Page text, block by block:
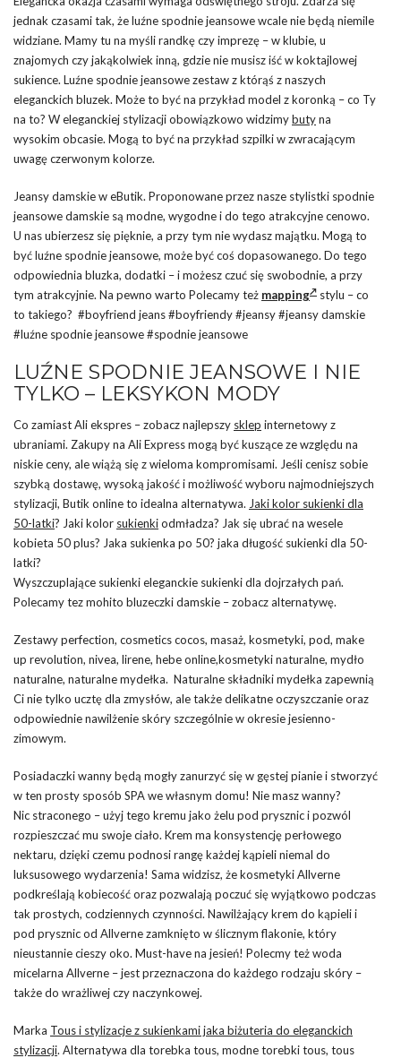
jednak czasami tak, że luźne spodnie jeansowe wcale nie będą niemile
widziane. Mamy tu na myśli randkę czy imprezę – w klubie, u
znajomych czy jakąkolwiek inną, gdzie nie musisz iść w koktajlowej
sukience. Luźne spodnie jeansowe zestaw z którąś z naszych
eleganckich bluzek. Może to być na przykład model z koronką – co Ty
na to? W eleganckiej stylizacji obowiązkowo widzimybutyna
wysokim obcasie. Mogą to być na przykład szpilki w zwracającym
uwagę czerwonym kolorze.
Jeansy damskie w eButik. Proponowane przez nasze stylistki spodnie
jeansowe damskie są modne, wygodne i do tego atrakcyjne cenowo.
U nas ubierzesz się pięknie, a przy tym nie wydasz majątku. Mogą to
być luźne spodnie jeansowe, może być coś dopasowanego. Do tego
odpowiednia bluzka, dodatki – i możesz czuć się swobodnie, a przy
tym atrakcyjnie. Na pewno warto Polecamy też mapping
stylu – co
to takiego? #boyfriend jeans #boyfriendy #jeansy #jeansy damskie
#luźne spodnie jeansowe #spodnie jeansowe
LUŹNE SPODNIE JEANSOWE I NIE
TYLKO – LEKSYKON MODY
Co zamiast Ali ekspres – zobacz najlepszy sklep internetowy z
ubraniami. Zakupy na Ali Express mogą być kuszące ze względu na
niskie ceny, ale wiążą się z wieloma kompromisami. Jeśli cenisz sobie
szybką dostawę, wysoką jakość i możliwość wyboru najmodniejszych
stylizacji, Butik online to idealna alternatywa. Jaki kolor sukienki dla
50-latki? Jaki kolor sukienkiodmładza? Jak się ubrać na wesele
kobieta 50 plus? Jaka sukienka po 50? jaka długość sukienki dla 50-
latki?
Wyszczuplające sukienki eleganckie sukienki dla dojrzałych pań.
Polecamy tez mohito bluzeczki damskie – zobacz alternatywę.
Zestawy perfection, cosmetics cocos, masaż, kosmetyki, pod, make
up revolution, nivea, lirene, hebe online,kosmetyki naturalne, mydło
naturalne, naturalne mydełka. Naturalne składniki mydełka zapewnią
Ci nie tylko ucztę dla zmysłów, ale także delikatne oczyszczanie oraz
odpowiednie nawilżenie skóry szczególnie w okresie jesienno-
zimowym.
Posiadaczki wanny będą mogły zanurzyć się w gęstej pianie i stworzyć
w ten prosty sposób SPA we własnym domu! Nie masz wanny?
Nic straconego – użyj tego kremu jako żelu pod prysznic i pozwól
rozpieszczać mu swoje ciało. Krem ma konsystencję perłowego
nektaru, dzięki czemu podnosi rangę każdej kąpieli niemal do
luksusowego wydarzenia! Sama widzisz, że kosmetyki Allverne
podkreślają kobiecość oraz pozwalają poczuć się wyjątkowo podczas
tak prostych, codziennych czynności. Nawilżający krem do kąpieli i
pod prysznic od Allverne zamknięto w ślicznym flakonie, który
nieustannie cieszy oko. Must-have na jesień! Polecmy też woda
micelarna Allverne – jest przeznaczona do każdego rodzaju skóry –
także do wrażliwej czy naczynkowej.
Marka Tous i stylizacje z sukienkami jaka biżuteria do eleganckich
stylizacji. Alternatywa dla torebka tous, modne torebki tous, tous